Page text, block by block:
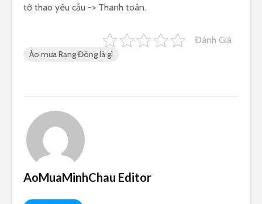
tờ thao yêu cầu -> Thanh toán.
Đánh Giá
Áo mưa Rạng Đông là gì
AoMuaMinhChau Editor